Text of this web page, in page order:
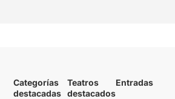
Categorías
destacadas
Teatros
destacados
Entradas